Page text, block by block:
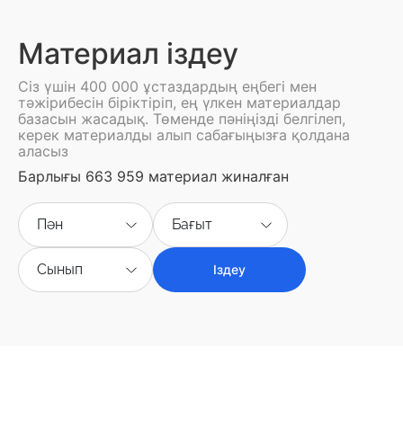
Материал іздеу
Сіз үшін 400 000 ұстаздардың еңбегі мен
тәжірибесін біріктіріп, ең үлкен материалдар
базасын жасадық. Төменде пәніңізді белгілеп,
керек материалды алып сабағыңызға қолдана
аласыз
Барлығы 663 959 материал жиналған
Пән Бағыт
Сынып Іздеу